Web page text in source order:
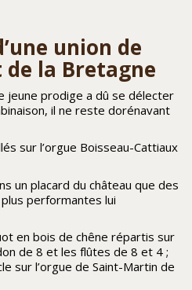
union de
la Bretagne
jeune prodige a dû se délecter
il ne reste dorénavant
sur l’orgue Boisseau-Cattiaux
un placard du château que des
performantes lui
en bois de chêne répartis sur
de 8 et les flûtes de 8 et 4 ;
sur l’orgue de Saint-Martin de